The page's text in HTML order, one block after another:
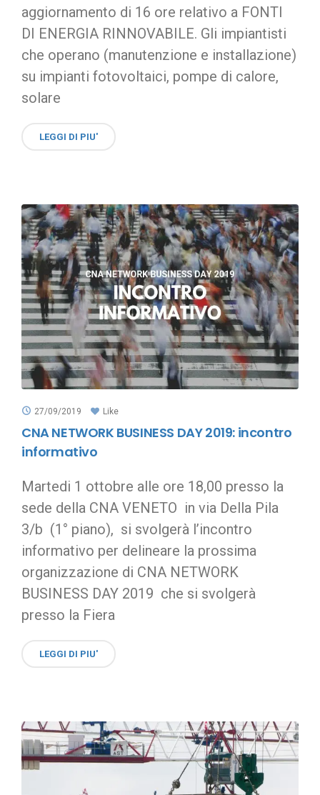
aggiornamento di 16 ore relativo a FONTI
DI ENERGIA RINNOVABILE. Gli impiantisti
che operano (manutenzione e installazione)
su impianti fotovoltaici, pompe di calore,
solare
LEGGI DI PIU'
27/09/2019 Like
CNA NETWORK BUSINESS DAY 2019: incontro
informativo
Martedi 1 ottobre alle ore 18,00 presso la
sede della CNA VENETO in via Della Pila
3/b (1° piano), si svolgerà l’incontro
informativo per delineare la prossima
organizzazione di CNA NETWORK
BUSINESS DAY 2019 che si svolgerà
presso la Fiera
LEGGI DI PIU'